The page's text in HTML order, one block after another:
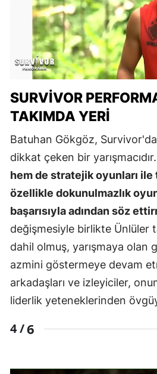
SURVIVOR
TAKIMDA YERI
Batuhan Gökgöz,
dikkat çeken bir yarışmacıdır.
hem de stratejik oyunları ile
özellikle dokunulmazlık
başarısıyla adından söz
değişmesiyle birlikte Ünlüler
dahil olmuş, yarışmaya olan
azmini göstermeye devam
arkadaşları ve izleyiciler,
liderlik yeteneklerinden
4 /6